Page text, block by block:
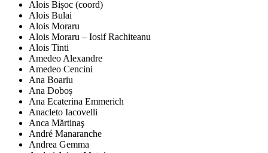
Alois Bișoc (coord)
Alois Bulai
Alois Moraru
Alois Moraru – Iosif Rachiteanu
Alois Tinti
Amedeo Alexandre
Amedeo Cencini
Ana Boariu
Ana Doboș
Ana Ecaterina Emmerich
Anacleto Iacovelli
Anca Mărtinaş
André Manaranche
Andrea Gemma